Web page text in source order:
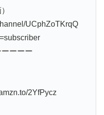
UCphZoTKrqQ
ーーー
2YfPycz